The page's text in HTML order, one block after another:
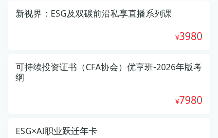
新视界：ESG及双碳前沿私享直播系列课
3980
可持续投资证书（CFA协会）优享班-2026年版考
纲
7980
ESG×AI职业跃迁年卡